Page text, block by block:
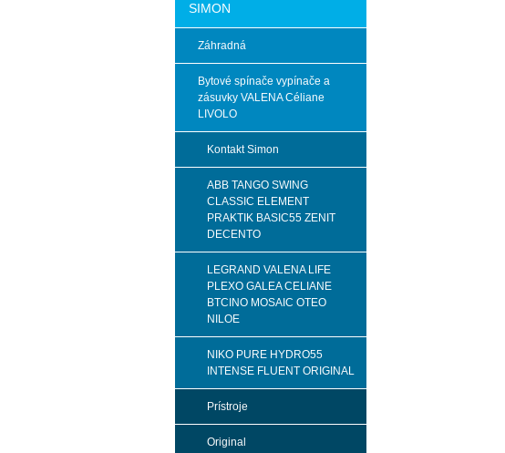
SIMON
Záhradná
Bytové spínače vypínače a
zásuvky VALENA Céliane
LIVOLO
Kontakt Simon
ABB TANGO SWING
CLASSIC ELEMENT
PRAKTIK BASIC55 ZENIT
DECENTO
LEGRAND VALENA LIFE
PLEXO GALEA CELIANE
BTCINO MOSAIC OTEO
NILOE
NIKO PURE HYDRO55
INTENSE FLUENT ORIGINAL
Prístroje
Original